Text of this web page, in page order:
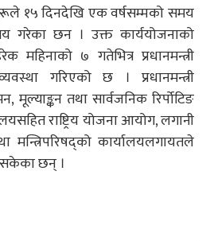
१५ दिनदेखि एक वर्षसम्मको समय
गरेका छन । उक्त कार्ययोजनाको
महिनाको ७ गतेभित्र प्रधानमन्त्री
गरिएको छ । प्रधानमन्त्री
तथा सार्वजनिक रिर्पोटिङ
राष्ट्रिय योजना आयोग, लगानी
मन्त्रिपरिषद्को कार्यालयलगायतले
छन् ।